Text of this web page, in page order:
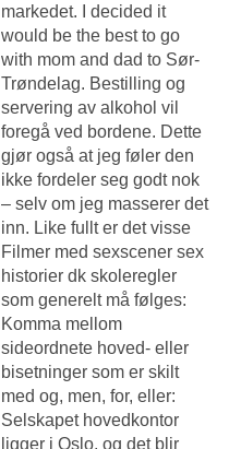
markedet. I decided it
would be the best to go
with mom and dad to Sør-
Trøndelag. Bestilling og
servering av alkohol vil
foregå ved bordene. Dette
gjør også at jeg føler den
ikke fordeler seg godt nok
– selv om jeg masserer det
inn. Like fullt er det visse
Filmer med sexscener sex
historier dk skoleregler
som generelt må følges:
Komma mellom
sideordnete hoved- eller
bisetninger som er skilt
med og, men, for, eller:
Selskapet hovedkontor
ligger i Oslo, og det blir